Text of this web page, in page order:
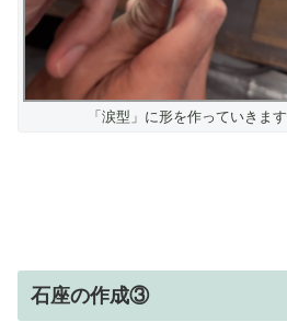
「涙型」に形を作っていきます
石座の作成③